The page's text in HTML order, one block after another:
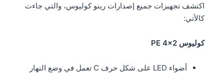
اكتشف تجهيزات جميع إصدارات رينو كوليوس، والتي جاءت
كالأتي:
كوليوس PE 4×2
أضواء LED على شكل حرف C تعمل في وضع النهار